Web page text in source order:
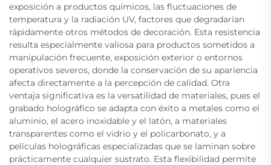
exposición a productos químicos, las fluctuaciones de
temperatura y la radiación UV, factores que degradarían
rápidamente otros métodos de decoración. Esta resistencia
resulta especialmente valiosa para productos sometidos a
manipulación frecuente, exposición exterior o entornos
operativos severos, donde la conservación de su apariencia
afecta directamente a la percepción de calidad. Otra
ventaja significativa es la versatilidad de materiales, pues el
grabado holográfico se adapta con éxito a metales como el
aluminio, el acero inoxidable y el latón, a materiales
transparentes como el vidrio y el policarbonato, y a
películas holográficas especializadas que se laminan sobre
prácticamente cualquier sustrato. Esta flexibilidad permite